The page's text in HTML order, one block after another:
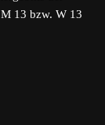
13 bzw. W 13